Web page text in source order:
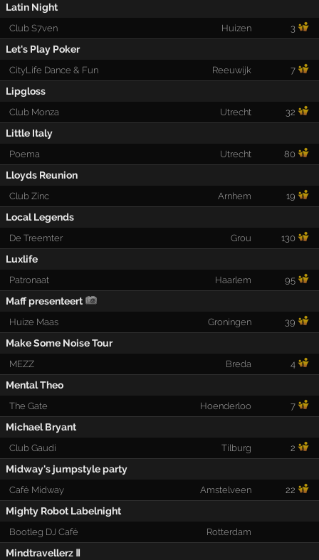
Latin Night
Club S7ven Huizen 3
Let's Play Poker
CityLife Dance & Fun Reeuwijk 7
Lipgloss
Club Monza Utrecht 32
Little Italy
Poema Utrecht 80
Lloyds Reunion
Club Zinc Arnhem 19
Local Legends
De Treemter Grou 130
Luxlife
Patronaat Haarlem 95
Maff presenteert
Huize Maas Groningen 39
Make Some Noise Tour
MEZZ Breda 4
Mental Theo
The Gate Hoenderloo 7
Michael Bryant
Club Gaudi Tilburg 2
Midway's jumpstyle party
Café Midway Amstelveen 22
Mighty Robot Labelnight
Bootleg DJ Café Rotterdam
Mindtravellerz Ⅱ